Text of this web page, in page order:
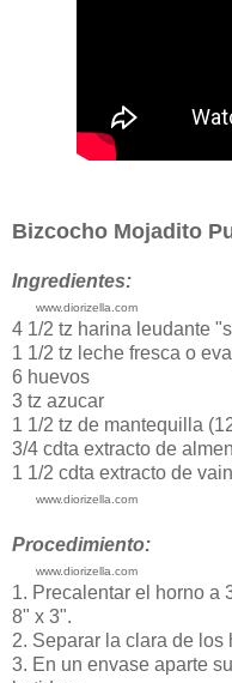
Bizcocho Mojadito
Ingredientes:
www.diorizella.com
4 1/2 tz harina leudante
1 1/2 tz leche fresca o
6 huevos
3 tz azucar
1 1/2 tz de mantequilla
3/4 cdta extracto de
1 1/2 cdta extracto de
www.diorizella.com
Procedimiento:
www.diorizella.com
1. Precalentar el horno a
8" x 3".
2. Separar la clara de los
3. En un envase aparte